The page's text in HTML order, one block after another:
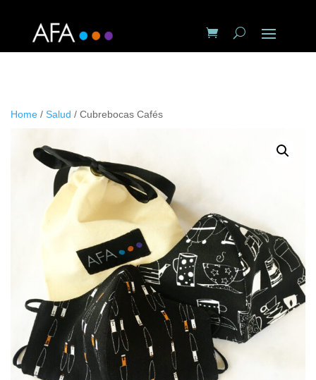
Home / Salud / Cubrebocas Cafés